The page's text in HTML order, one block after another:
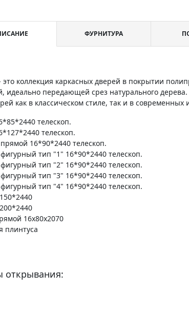
ФУРНИТУРА
это коллекция каркасных дверей в покрытии
идеально передающей срез натурального
как в классическом стиле, так и в современных
телескоп.
телескоп.
16*90*2440 телескоп.
тип "1" 16*90*2440 телескоп.
тип "2" 16*90*2440 телескоп.
тип "3" 16*90*2440 телескоп.
тип "4" 16*90*2440 телескоп.
16х80х2070
плинтуса
открывания: